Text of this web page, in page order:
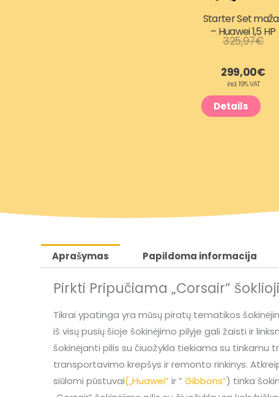
Starter Set
– Huawei 1,5 HP
325,97€O
r
p
r
i
c
299,00€u
r
i
c
e
incl. 19% VAT
Details
Aprašymas Papildoma informacija
Pirkti Pripučiama „Corsair”
Tikrai ypatinga yra mūsų piratų tematikos
iš visų pusių šioje šokinėjimo pilyje gali žaisti ir
šokinėjanti pilis su čiuožykla tiekiama su tinkamu
transportavimo krepšys ir remonto rinkinys.
siūlomi pūstuvai(„Huawei” ir ”Gibbons”) tinka